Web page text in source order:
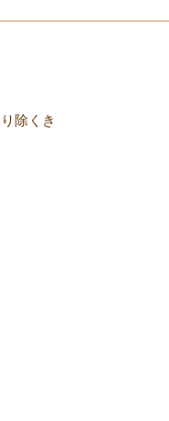
除くき